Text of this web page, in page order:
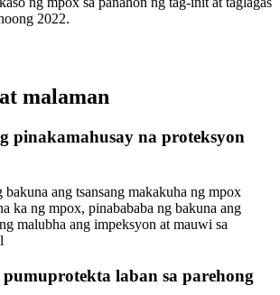
2022.
malaman
pinakamahusay na proteksyon
bakuna ang tsansang makakuha ng mpox
ka ng mpox, pinabababa ng bakuna ang
malubha ang impeksyon at mauwi sa
laban sa parehong